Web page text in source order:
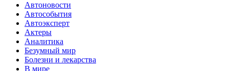
Автоновости
Автособытия
Автоэксперт
Актеры
Аналитика
Безумный мир
Болезни и лекарства
В мире